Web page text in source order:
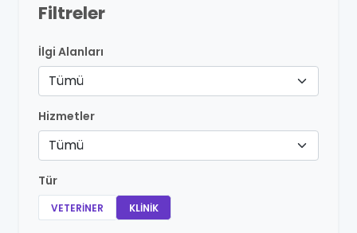
Filtreler
İlgi Alanları
Tümü
Hizmetler
Tümü
Tür
VETERINER KLINIK